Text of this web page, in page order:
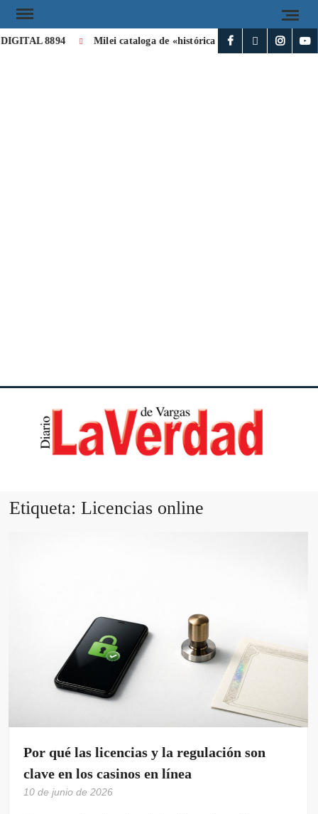
8894 Milei cataloga de «histórica» la visita de León XIV
Etiqueta:Licencias online
Por qué las licencias y la regulación son
clave en los casinos en línea
10 de junio de 2026